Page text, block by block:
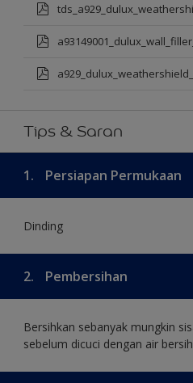
Tips & Saran
1. Persiapan Permukaan
Dinding
2. Pembersihan
Bersihkan sebanyak mungkin
sebelum dicuci dengan air